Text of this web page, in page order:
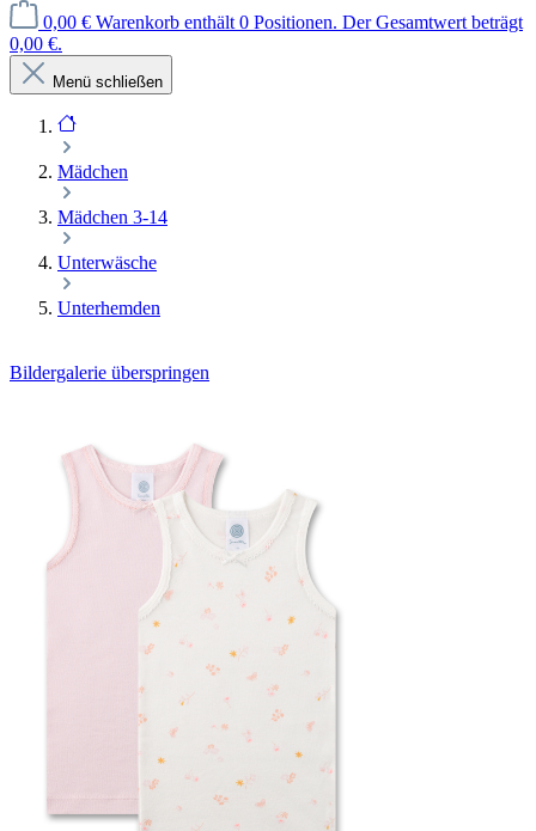
0,00 € Warenkorb enthält 0 Positionen. Der Gesamtwert beträgt
0,00 €.
Menü schließen
Mädchen
Mädchen 3-14
Unterwäsche
Unterhemden
Bildergalerie überspringen